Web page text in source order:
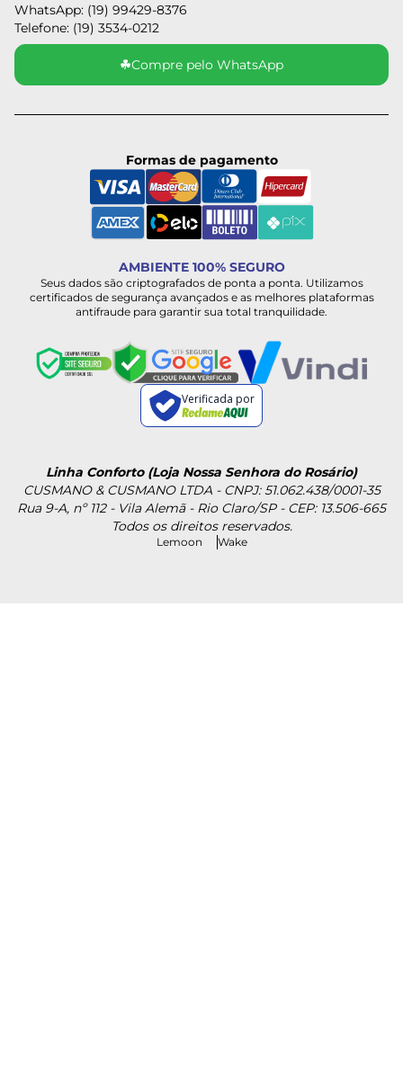
WhatsApp: (19) 99429-8376
Telefone: (19) 3534-0212
☘Compre pelo WhatsApp
Formas de pagamento
AMBIENTE 100% SEGURO
Seus dados são criptografados de ponta a ponta. Utilizamos
certificados de segurança avançados e as melhores plataformas
antifraude para garantir sua total tranquilidade.
Verificada por
Linha Conforto (Loja Nossa Senhora do Rosário)
CUSMANO & CUSMANO LTDA - CNPJ: 51.062.438/0001-35
Rua 9-A, nº 112 - Vila Alemã - Rio Claro/SP - CEP: 13.506-665
Todos os direitos reservados.
Lemoon Wake